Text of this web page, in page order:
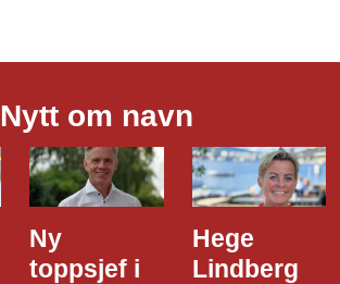
Nytt om navn
Hege
Lindberg
Dette er
den nye